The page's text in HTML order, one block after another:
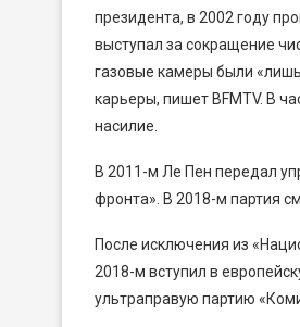
президента, в 2002 году
выступал за сокращение
газовые камеры были
карьеры, пишет BFMTV. В
насилие.
В 2011-м Ле Пен передал
фронта». В 2018-м партия
После исключения из
2018-м вступил в
ультраправую партию